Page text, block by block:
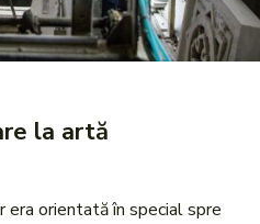
la artă
orientată în special spre